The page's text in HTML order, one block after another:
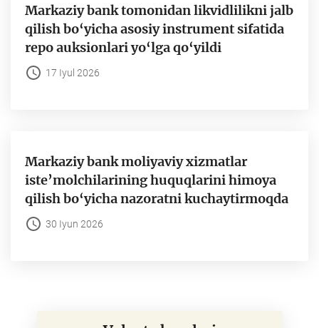
Markaziy bank tomonidan likvidlilikni jalb
qilish bo‘yicha asosiy instrument sifatida
repo auksionlari yo‘lga qo‘yildi
17 Iyul 2026
Markaziy bank moliyaviy xizmatlar
iste’molchilarining huquqlarini himoya
qilish bo‘yicha nazoratni kuchaytirmoqda
30 Iyun 2026